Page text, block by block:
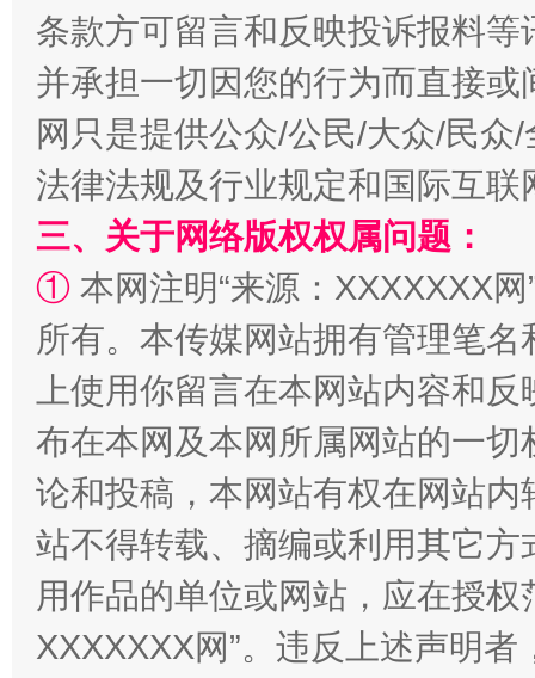
“蜀中异人”王建安的艺术幻境
条款方可留言和反映投诉报料
并承担一切因您的行为而直接
网只是提供公众/公民/大众/民
法律法规及行业规定和国际互
三、关于网络版权权属问题：
① 本网注明“来源：XXXXXXX
所有。本传媒网站拥有管理笔
上使用你留言在本网站内容和
布在本网及本网所属网站的一
论和投稿，本网站有权在网站
站不得转载、摘编或利用其它
用作品的单位或网站，应在授
XXXXXXX网”。违反上述声明